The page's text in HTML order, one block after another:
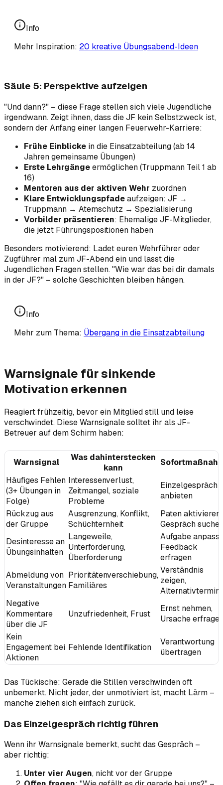
Info
Mehr Inspiration: 20 kreative Übungsabend-Ideen
Säule 5: Perspektive aufzeigen
"Und dann?" – diese Frage stellen sich viele Jugendliche
irgendwann. Zeigt ihnen, dass die JF kein Selbstzweck ist,
sondern der Anfang einer langen Feuerwehr-Karriere:
Frühe Einblicke in die Einsatzabteilung (ab 14
Jahren gemeinsame Übungen)
Erste Lehrgängeermöglichen (Truppmann Teil 1 ab
16)
Mentoren aus der aktiven Wehr zuordnen
Klare Entwicklungspfadeaufzeigen: JF →
Truppmann → Atemschutz → Spezialisierung
Vorbilder präsentieren: Ehemalige JF-Mitglieder,
die jetzt Führungspositionen haben
Besonders motivierend: Ladet euren Wehrführer oder
Zugführer mal zum JF-Abend ein und lasst die
Jugendlichen Fragen stellen. "Wie war das bei dir damals
in der JF?" – solche Geschichten bleiben hängen.
Info
Mehr zum Thema: Übergang in die Einsatzabteilung
Warnsignale für sinkende
Motivation erkennen
Reagiert frühzeitig, bevor ein Mitglied still und leise
verschwindet. Diese Warnsignale solltet ihr als JF-
Betreuer auf dem Schirm haben:
Warnsignal
Was dahinterstecken
kann
Häufiges Fehlen
(3+ Übungen in
Folge)
Interessenverlust,
Zeitmangel, soziale
Probleme
Einzelgespräch
anbieten
Rückzug aus
der Gruppe
Ausgrenzung, Konflikt,
Schüchternheit
Paten aktivieren,
Gespräch
Desinteresse an
Übungsinhalten
Langeweile,
Unterforderung,
Überforderung
Aufgabe
Feedback
erfragen
Abmeldung von
Veranstaltungen
Prioritätenverschiebung,
Familiäres
Verständnis
zeigen,
Negative
Kommentare
über die JF
Unzufriedenheit, Frust
Ernst nehmen,
Ursache
Kein
Engagement bei
Aktionen
Fehlende Identifikation
Verantwortung
übertragen
Das Tückische: Gerade die Stillen verschwinden oft
unbemerkt. Nicht jeder, der unmotiviert ist, macht Lärm –
manche ziehen sich einfach zurück.
Das Einzelgespräch richtig führen
Wenn ihr Warnsignale bemerkt, sucht das Gespräch –
aber richtig:
Unter vier Augen, nicht vor der Gruppe